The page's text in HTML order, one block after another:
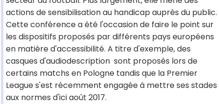
actions de sensibilisation au handicap auprès du public.
Cette conférence a été l'occasion de faire le point sur
les dispositifs proposés par différents pays européens
en matière d'accessibilité. A titre d'exemple, des
casques d'audiodescription sont proposés lors de
certains matchs en Pologne tandis que la Premier
League s'est récemment engagée à mettre ses stades
aux normes d'ici août 2017.